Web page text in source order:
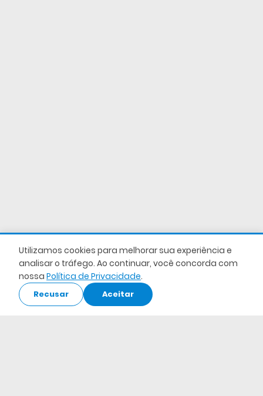
Utilizamos cookies para melhorar sua experiência e
analisar o tráfego. Ao continuar, você concorda com
nossa Política de Privacidade.
Recusar Aceitar